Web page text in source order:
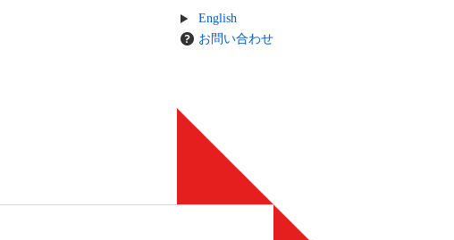
English
お問い合わせ